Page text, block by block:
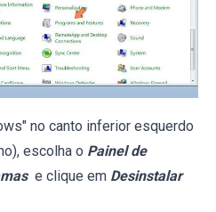
no canto inferior esquerdo
escolha o Painel de
e clique em Desinstalar